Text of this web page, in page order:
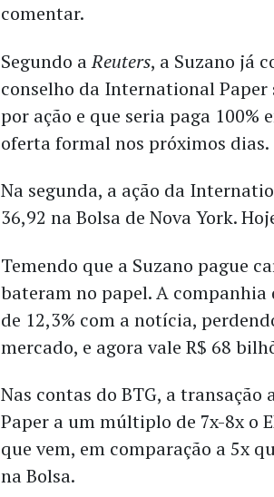
comentar.
Segundo aReuters, a Suzano já
conselho da International Paper
por ação e que seria paga 100%
oferta formal nos próximos dias.
Na segunda, a ação da
36,92 na Bolsa de Nova York.
Temendo que a Suzano pague
bateram no papel. A companhia
de 12,3% com a notícia,
mercado, e agora vale R$ 68
Nas contas do BTG, a
Paper a um múltiplo de 7x-8x o
que vem, em comparação a 5x
na Bolsa.